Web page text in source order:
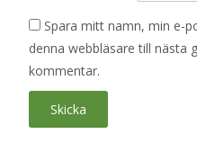
Spara mitt namn, min e-
denna webbläsare till nästa
kommentar.